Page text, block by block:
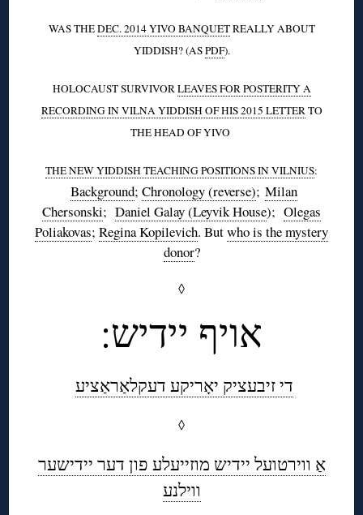
WAS THEDEC. 2014 YIVO BANQUETREALLY ABOUT
YIDDISH? (ASPDF).
HOLOCAUST SURVIVORLEAVES FOR POSTERITY A
RECORDING IN VILNA YIDDISH OF HIS 2015 LETTERTO
THE HEAD OF YIVO
THE NEW YIDDISH TEACHING POSITIONS IN VILNIUS:
Background; Chronology (reverse); Milan
Chersonski; Daniel Galay (Leyvik House); Olegas
Poliakovas; Regina Kopilevich. Butwho is the mystery
donor?
◊
אויף יידיש:
די זיבעציק יאָריקע דעקלאַראַציע
◊
אַ ווירטועל יידיש מוזייעלע פון דער יידישער
ווילנע